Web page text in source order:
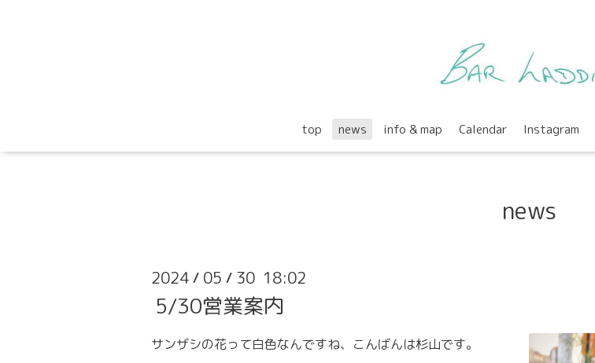
top news info & map Calendar Instagram
news
2024 / 05 / 30 18:02
5/30営業案内
サンザシの花って白色なんですね、こんばんは杉山です。